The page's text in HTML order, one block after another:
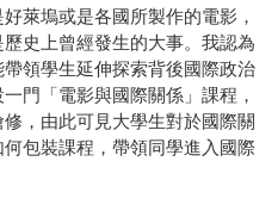
萊塢或是各國所製作的電影，
史上曾經發生的大事。我認為
領學生延伸探索背後國際政治
門「電影與國際關係」課程，
，由此可見大學生對於國際關
包裝課程，帶領同學進入國際